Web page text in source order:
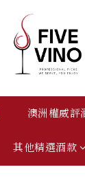
澳洲權威
其他精選酒款